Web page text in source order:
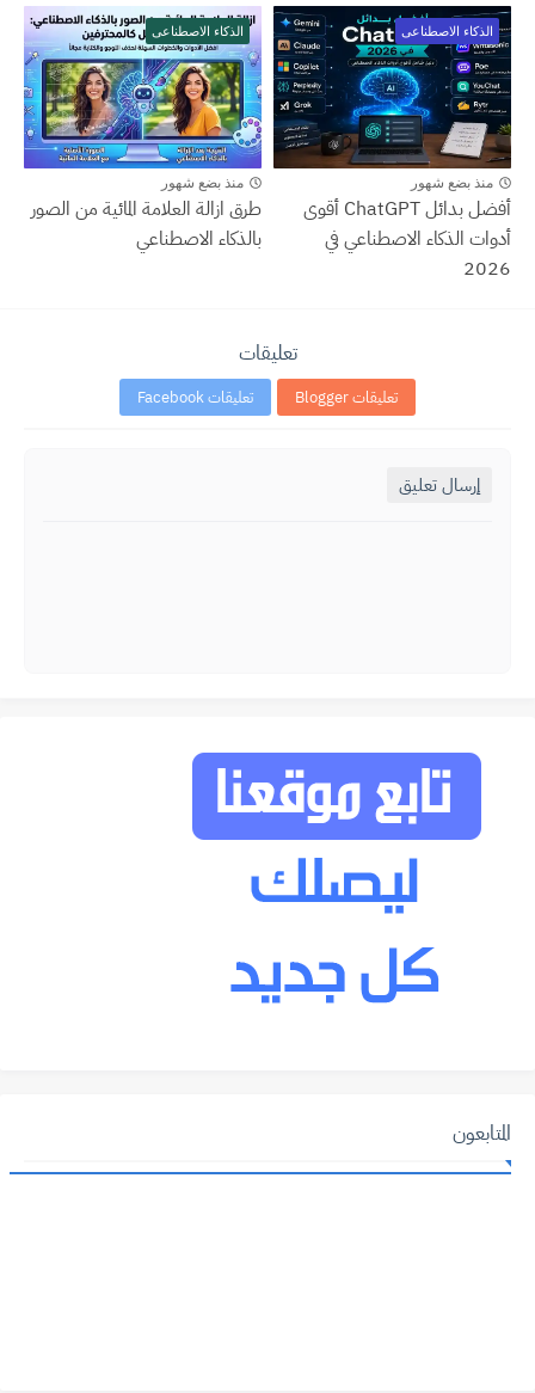
الذكاء الاصطناعى
منذ بضع شهور
أفضل بدائل ChatGPT أقوى
أدوات الذكاء الاصطناعي في
2026
الذكاء الاصطناعى
منذ بضع شهور
طرق ازالة العلامة المائية من الصور
بالذكاء الاصطناعي
تعليقات
تعليقات Blogger تعليقات Facebook
إرسال تعليق
المتابعون